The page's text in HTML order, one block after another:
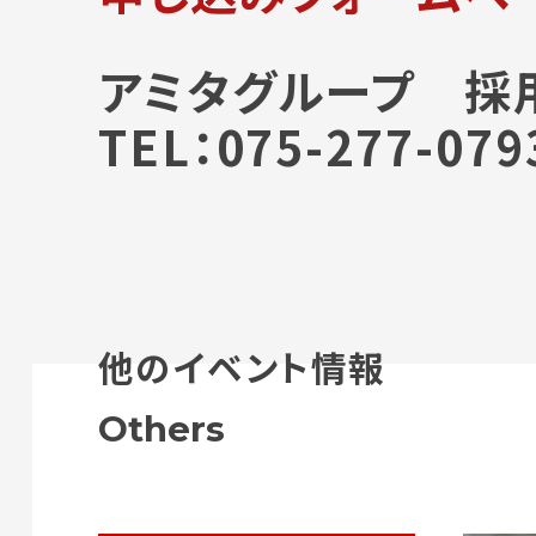
アミタグループ 採
TEL：075-277-
他のイベント情報
Others